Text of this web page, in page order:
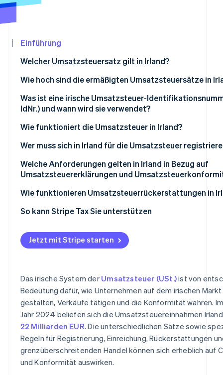
Einführung
Welcher Umsatzsteuersatz gilt in Irland?
Wie hoch sind die ermäßigten Umsatzsteuersätze in
Ermäßigter Satz: 13,5 %
Zweiter ermäßigter Satz: 9 %
Umsatzsteuerbefreite Waren und Dienstleistungen
Was ist eine irische Umsatzsteuer-
IdNr.) und wann wird sie verwendet?
Wie funktioniert die Umsatzsteuer in Irland?
Wer muss sich in Irland für die Umsatzsteuer
Regeln zur Umkehrung der Steuerschuld
Welche Anforderungen gelten in Irland in Bezug auf
Umsatzsteuererklärungen und
Wie funktionieren Umsatzsteuerrückerstattungen in
So kann Stripe Tax Sie unterstützen
Jetzt mit Stripe starten
Das irische System der Umsatzsteuer (USt.)ist von
Bedeutung dafür, wie Unternehmen auf dem irischen
gestalten, Verkäufe tätigen und die Konformität wahren.
Jahr 2024 beliefen sich die Umsatzsteuereinnahmen
22 Milliarden EUR. Die unterschiedlichen Sätze sowie
Regeln für Registrierung, Einreichung, Rückerstattungen
grenzüberschreitenden Handel können sich erheblich auf
und Konformität auswirken.